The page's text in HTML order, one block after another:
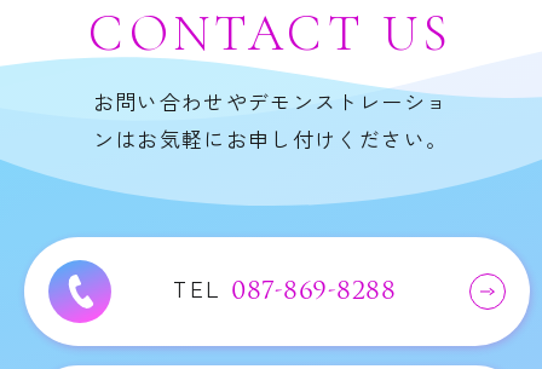
CONTACT US
お問い合わせやデモンストレーショ
ンはお気軽にお申し付けください。
TEL 087-869-8288